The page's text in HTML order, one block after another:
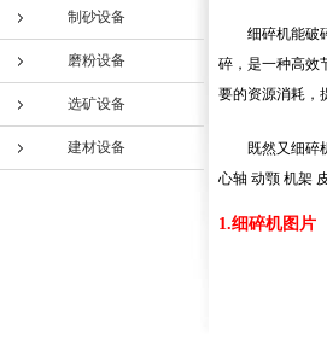
制砂设备
磨粉设备
选矿设备
建材设备
细碎机能破
碎，是一种高效
要的资源消耗，
既然又细碎
心轴 动颚 机架
1.细碎机图片